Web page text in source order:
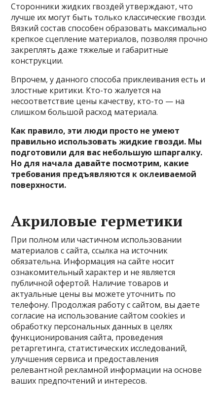
Сторонники жидких гвоздей утверждают, что
лучше их могут быть только классические гвозди.
Вязкий состав способен образовать максимально
крепкое сцепление материалов, позволяя прочно
закреплять даже тяжелые и габаритные
конструкции.
Впрочем, у данного способа приклеивания есть и
злостные критики. Кто-то жалуется на
несоответствие цены качеству, кто-то — на
слишком большой расход материала.
Как правило, эти люди просто не умеют
правильно использовать жидкие гвозди. Мы
подготовили для вас небольшую шпаргалку.
Но для начала давайте посмотрим, какие
требования предъявляются к оклеиваемой
поверхности.
Акриловые герметики
При полном или частичном использовании
материалов с сайта, ссылка на источник
обязательна. Информация на сайте носит
ознакомительный характер и не является
публичной офертой. Наличие товаров и
актуальные цены вы можете уточнить по
телефону. Продолжая работу с сайтом, вы даете
согласие на использование сайтом cookies и
обработку персональных данных в целях
функционирования сайта, проведения
ретаргетинга, статистических исследований,
улучшения сервиса и предоставления
релевантной рекламной информации на основе
ваших предпочтений и интересов.